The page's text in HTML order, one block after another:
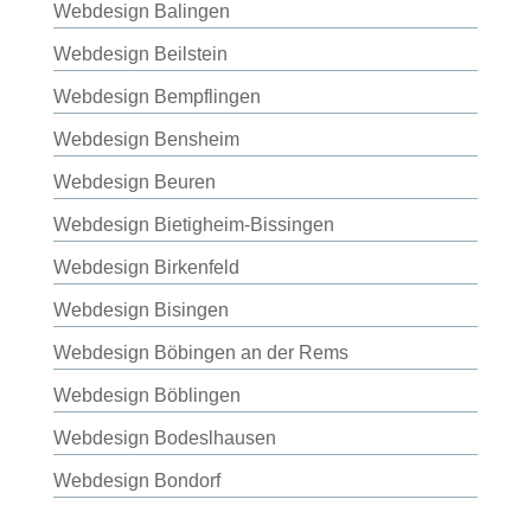
Webdesign Balingen
Webdesign Beilstein
Webdesign Bempflingen
Webdesign Bensheim
Webdesign Beuren
Webdesign Bietigheim-Bissingen
Webdesign Birkenfeld
Webdesign Bisingen
Webdesign Böbingen an der Rems
Webdesign Böblingen
Webdesign Bodeslhausen
Webdesign Bondorf